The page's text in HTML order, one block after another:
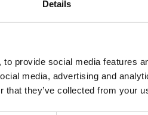
Details
provide social media features
media, advertising and
that they’ve collected from your